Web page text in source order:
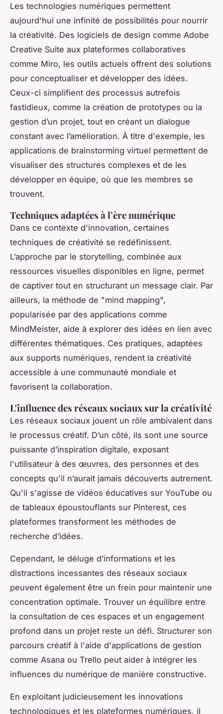
Les technologies numériques permettent
aujourd'hui une infinité de possibilités pour nourrir
la créativité. Des logiciels de design comme Adobe
Creative Suite aux plateformes collaboratives
comme Miro, les outils actuels offrent des solutions
pour conceptualiser et développer des idées.
Ceux-ci simplifient des processus autrefois
fastidieux, comme la création de prototypes ou la
gestion d’un projet, tout en créant un dialogue
constant avec l’amélioration. À titre d'exemple, les
applications de brainstorming virtuel permettent de
visualiser des structures complexes et de les
développer en équipe, où que les membres se
trouvent.
Techniques adaptées à l’ère numérique
Dans ce contexte d'innovation, certaines
techniques de créativité se redéfinissent.
L’approche par le storytelling, combinée aux
ressources visuelles disponibles en ligne, permet
de captiver tout en structurant un message clair. Par
ailleurs, la méthode de "mind mapping",
popularisée par des applications comme
MindMeister, aide à explorer des idées en lien avec
différentes thématiques. Ces pratiques, adaptées
aux supports numériques, rendent la créativité
accessible à une communauté mondiale et
favorisent la collaboration.
L'influence des réseaux sociaux sur la créativité
Les réseaux sociaux jouent un rôle ambivalent dans
le processus créatif. D’un côté, ils sont une source
puissante d’inspiration digitale, exposant
l'utilisateur à des œuvres, des personnes et des
concepts qu'il n’aurait jamais découverts autrement.
Qu'il s'agisse de vidéos éducatives sur YouTube ou
de tableaux époustouflants sur Pinterest, ces
plateformes transforment les méthodes de
recherche d’idées.
Cependant, le déluge d’informations et les
distractions incessantes des réseaux sociaux
peuvent également être un frein pour maintenir une
concentration optimale. Trouver un équilibre entre
la consultation de ces espaces et un engagement
profond dans un projet reste un défi. Structurer son
parcours créatif à l'aide d'applications de gestion
comme Asana ou Trello peut aider à intégrer les
influences du numérique de manière constructive.
En exploitant judicieusement les innovations
technologiques et les plateformes numériques, il